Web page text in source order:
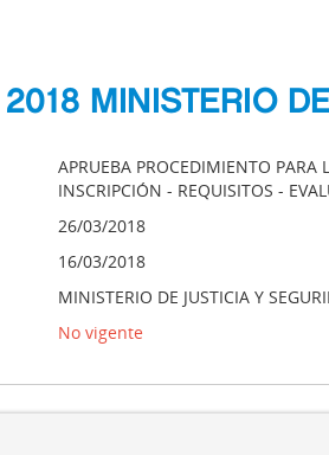
MINISTERIO
APRUEBA PROCEDIMIENTO
INSCRIPCIÓN - REQUISITOS -
26/03/2018
16/03/2018
MINISTERIO DE JUSTICIA Y
No vigente